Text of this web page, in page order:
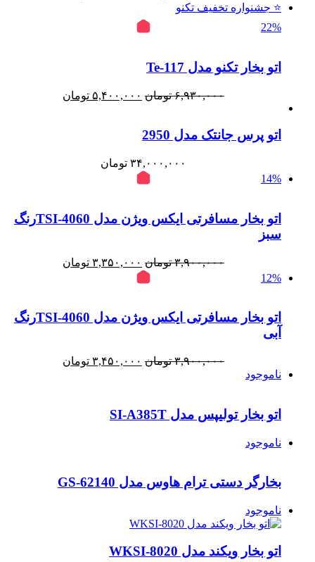
بود.
⭐ جشنواره تخفیف تکنو
22%
اتو بخار تکنو مدل Te‑117
۶,۹۳۰,۰۰۰ تومان قیمت
۵,۴۰۰,۰۰۰ تومان
اتو پرس جانتک مدل 2950
۳۴,۰۰۰,۰۰۰ تومان
14%
اتو بخار مسافرتی ایکس ویژن مدل TSI-4060رنگ
سبز
۳,۹۰۰,۰۰۰ تومان قیمت
اصلی:
۳,۳۵۰,۰۰۰ تومان
12%
اتو بخار مسافرتی ایکس ویژن مدل TSI-4060رنگ
آبی
۳,۹۰۰,۰۰۰ تومان قیمت
۳,۴۵۰,۰۰۰ تومان
ناموجود
اتو بخار تولیپس مدل SI-A385T
ناموجود
بخارگر دستی ترام هاوس مدل GS-62140
ناموجود
اتو بخار ویکند مدل WKSI-8020